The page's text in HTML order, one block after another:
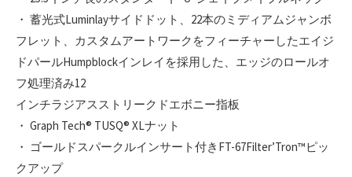
・ 蓄光式Luminlayサイドドット、22本のミディアムジャンボ
フレット、カスタムアートワークをフィーチャーしたエイジ
ドパールHumpblockインレイを採用した、エッジのロールオ
フ処理済み12
インチラジアスストリークドエボニー指板
・ Graph Tech® TUSQ® XLナット
・ ゴールドスパークルインサート付きFT-67FilterʼTron™ピッ
クアップ